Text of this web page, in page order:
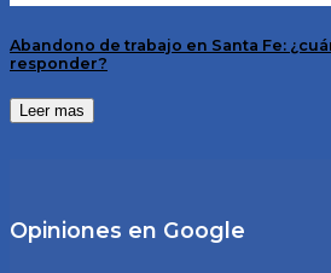
Abandono de trabajo en Santa Fe:
responder?
Leer mas
Opiniones en Google